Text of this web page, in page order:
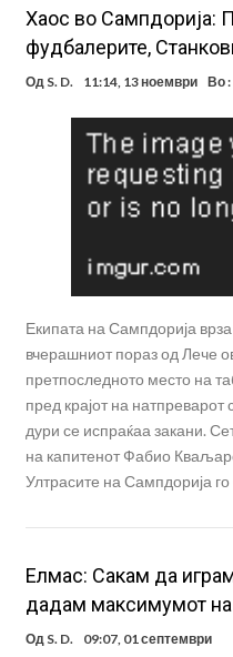
Хаос во Сампдорија:
фудбалерите,
Од S. D. 11:14, 13 ноември Во :
Екипата на Сампдорија
вчерашниот пораз од Лече
претпоследното место на
пред крајот на
дури се испраќаа закани.
на капитенот Фабио
Ултрасите на Сампдорија
Елмас: Сакам да
дадам максимумот на
Од S. D.
09:07, 01 септември